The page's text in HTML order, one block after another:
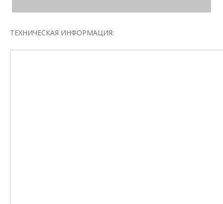
ТЕХНИЧЕСКАЯ ИНФОРМАЦИЯ: